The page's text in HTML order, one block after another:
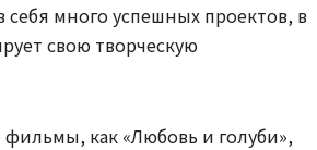
много успешных проектов, в
свою творческую
как «Любовь и голуби»,